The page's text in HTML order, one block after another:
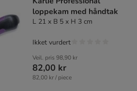
loppekam med håndtak
L 21 x B 5 x H 3 cm
Veil. pris 98,90 kr
82,00 kr
82,00 kr / piece
Ikket vurdert